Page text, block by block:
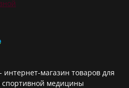
магазин товаров для
спортивной медицины